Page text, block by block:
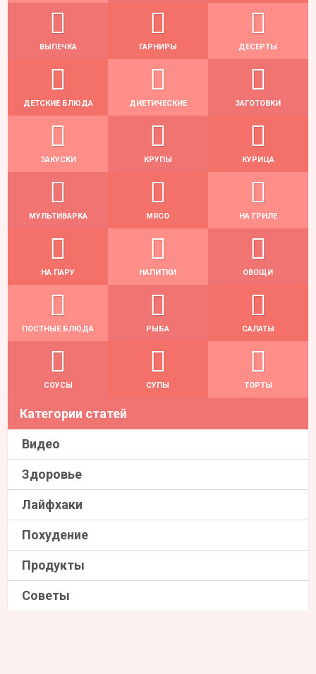
ВЫПЕЧКА ГАРНИРЫ ДЕСЕРТЫ
ДЕТСКИЕ БЛЮДА ДИЕТИЧЕСКИЕ ЗАГОТОВКИ
ЗАКУСКИ КРУПЫ КУРИЦА
МУЛЬТИВАРКА МЯСО НА ГРИЛЕ
НА ПАРУ НАПИТКИ ОВОЩИ
ПОСТНЫЕ БЛЮДА РЫБА САЛАТЫ
СОУСЫ СУПЫ ТОРТЫ
Категории статей
Видео
Здоровье
Лайфхаки
Похудение
Продукты
Советы